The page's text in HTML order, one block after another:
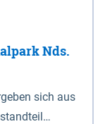
Nds.
sich aus